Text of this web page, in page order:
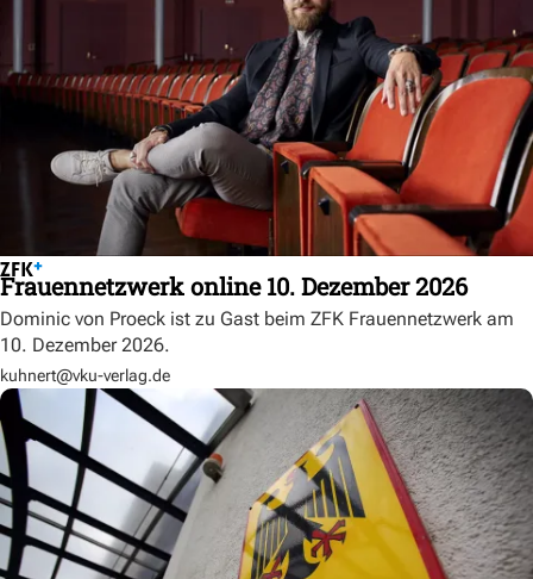
Frauennetzwerk online 10. Dezember 2026
Dominic von Proeck ist zu Gast beim ZFK Frauennetzwerk am
10. Dezember 2026.
kuhnert@vku-verlag.de